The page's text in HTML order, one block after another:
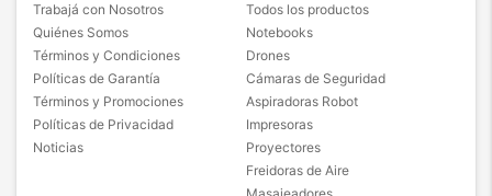
Trabajá con Nosotros
Quiénes Somos
Términos y Condiciones
Políticas de Garantía
Términos y Promociones
Políticas de Privacidad
Noticias
Todos los productos
Notebooks
Drones
Cámaras de Seguridad
Aspiradoras Robot
Impresoras
Proyectores
Freidoras de Aire